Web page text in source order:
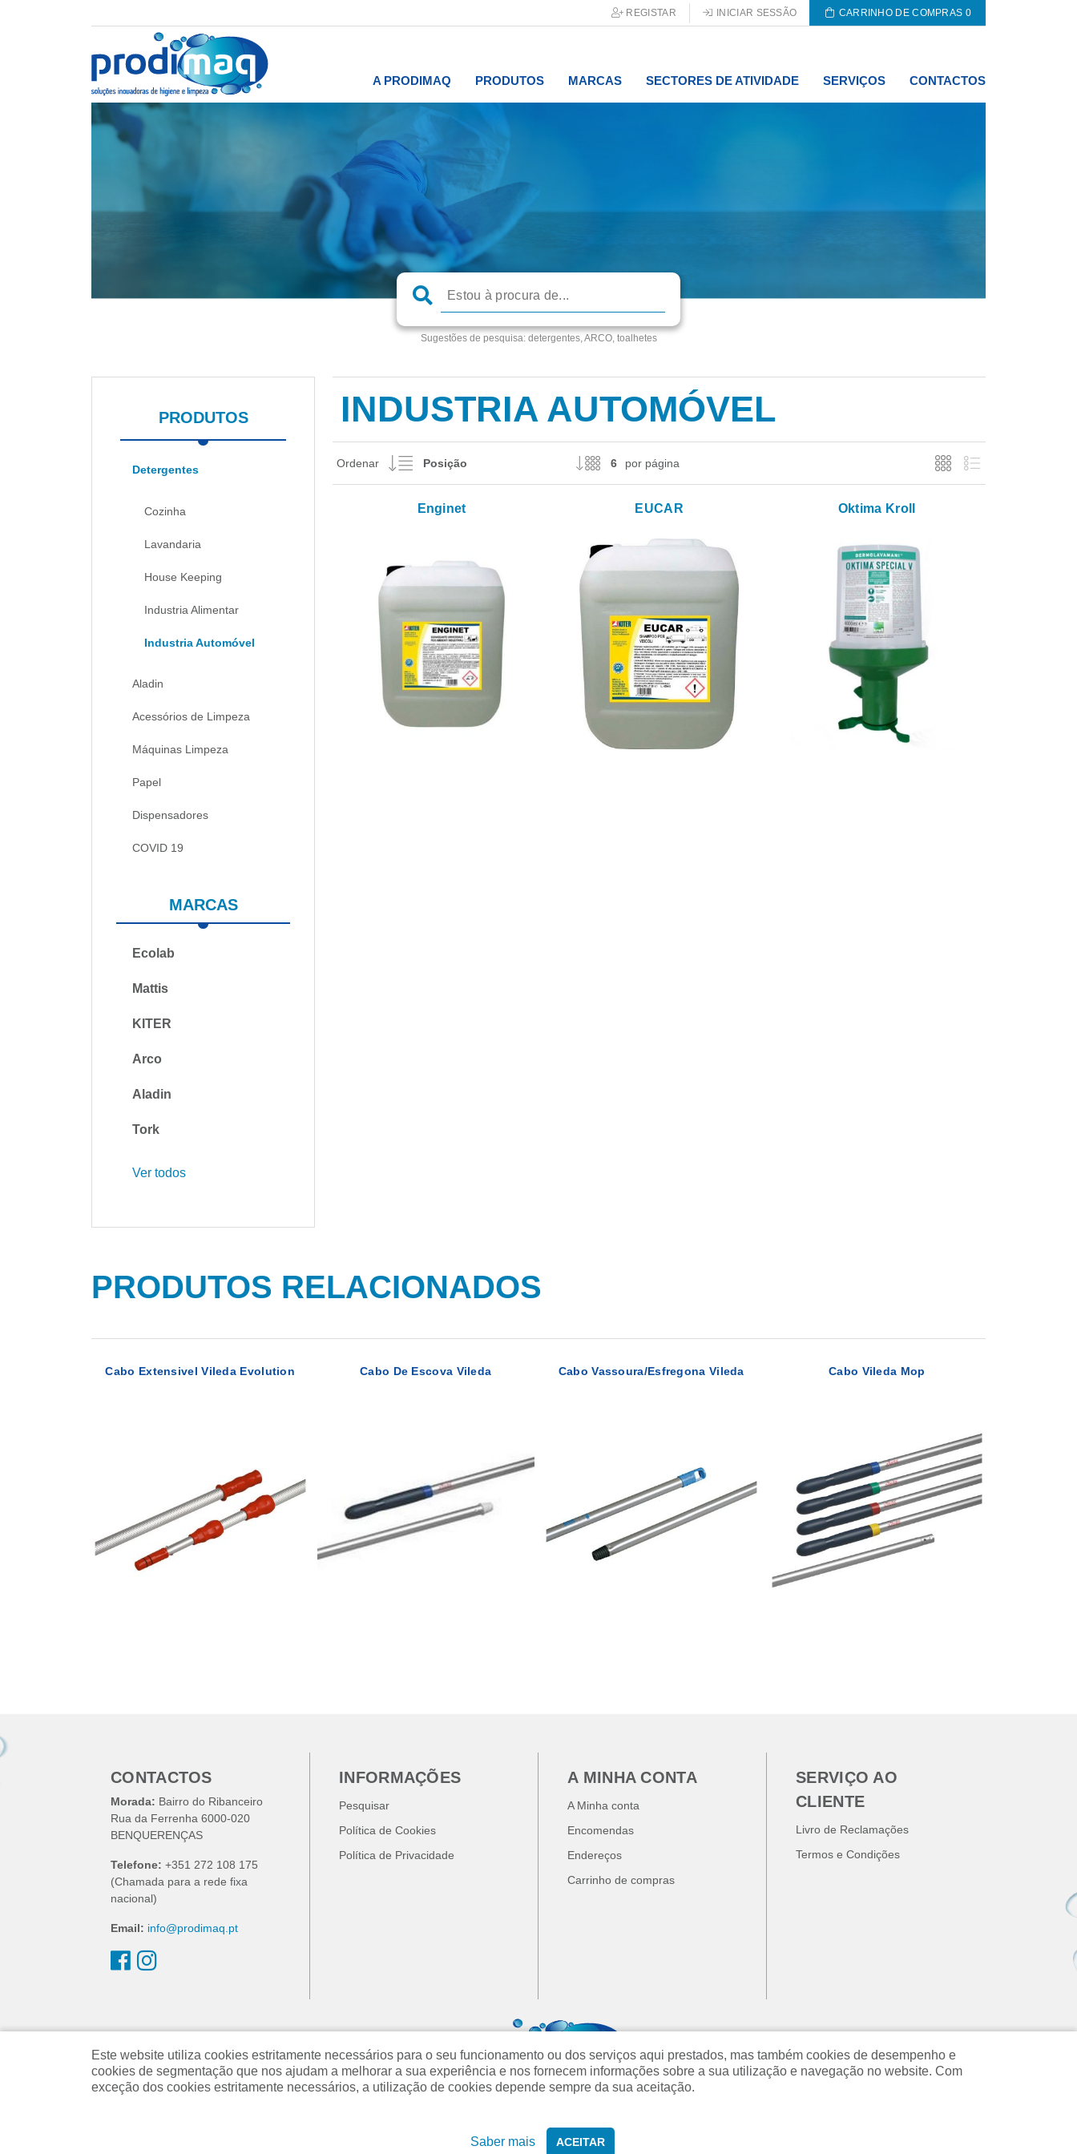
REGISTAR INICIAR SESSÃO CARRINHO DE COMPRAS 0
A PRODIMAQ PRODUTOS MARCAS SECTORES DE ATIVIDADE SERVIÇOS CONTACTOS
Sugestões de pesquisa:detergentes, ARCO, toalhetes
PRODUTOS
Detergentes
Cozinha
Lavandaria
House Keeping
Industria Alimentar
Industria Automóvel
Aladin
Acessórios de Limpeza
Máquinas Limpeza
Papel
Dispensadores
COVID 19
MARCAS
Ecolab
Mattis
KITER
Arco
Aladin
Tork
Ver todos
INDUSTRIA AUTOMÓVEL
Ordenar por página
Enginet EUCAR Oktima Kroll
PRODUTOS RELACIONADOS
Cabo Extensivel Vileda Evolution Cabo De Escova Vileda Cabo Vassoura/Esfregona Vileda Cabo Vileda Mop
CONTACTOS
Morada: Bairro do Ribanceiro
Rua da Ferrenha 6000-020
BENQUERENÇAS
Telefone: +351 272 108 175
(Chamada para a rede fixa
nacional)
Email: info@prodimaq.pt
INFORMAÇÕES
Pesquisar
Política de Cookies
Política de Privacidade
A MINHA CONTA
A Minha conta
Encomendas
Endereços
Carrinho de compras
SERVIÇO AO
CLIENTE
Livro de Reclamações
Termos e Condições
Este website utiliza cookies estritamente necessários para o seu funcionamento ou dos serviços aqui prestados, mas também cookies de desempenho e
cookies de segmentação que nos ajudam a melhorar a sua experiência e nos fornecem informações sobre a sua utilização e navegação no website. Com
exceção dos cookies estritamente necessários, a utilização de cookies depende sempre da sua aceitação.
Saber mais ACEITAR